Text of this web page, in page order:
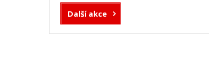
Další akce